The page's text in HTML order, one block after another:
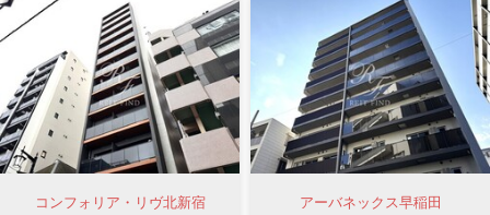
コンフォリア・リヴ北新宿 アーバネックス早稲田